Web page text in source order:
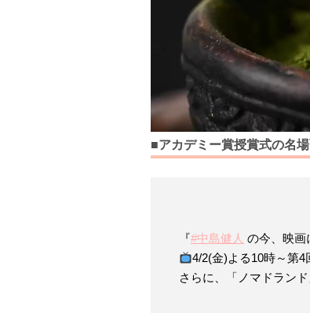
■アカデミー賞授賞式の名
『#中島健人 の今、映画
4/2(金)よる10時～第4
さらに、「ノマドラン